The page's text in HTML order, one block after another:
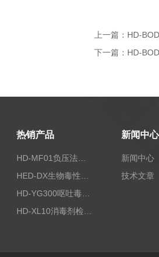
上一篇： HD-
下一篇： HD-
热销产品
HD-MF01负压法密封性测试仪
新闻中心
新闻中心
技术文章